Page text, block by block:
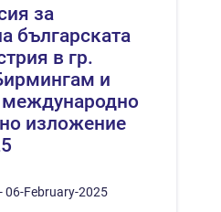
за
българската
в гр.
и
изложение
06-February-2025